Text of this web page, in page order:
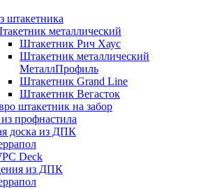
штакетника
металлический
Штакетник Рич Хаус
Штакетник металлический
МеталлПрофиль
Штакетник Grand Line
Штакетник Вегасток
штакетник на забор
профнастила
доска из ДПК
Deck
из ДПК